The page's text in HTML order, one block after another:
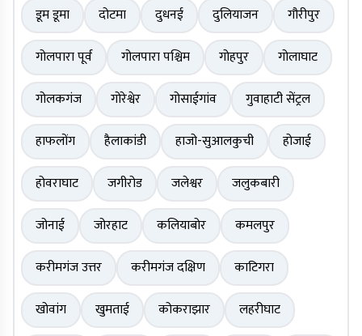
डूम डूमा
दोटमा दुधनई दुलियाजन
गौरीपुर
गोलपारा पूर्व
गोलपारा पश्चिम गोहपुर
गोलाघाट
गोलकगंज
गोरेश्वेर गोसाईगांव
गुवाहाटी सेंट्रल
हाफलोंग
हैलाकांडी हाजो-सुआलकुची
होजाई
होवराघाट
जगीरोड जलेश्वर
जलुकबारी
जोनाई
जोरहाट कलियाबोर
कमलपुर
करीमगंज उत्तर
करीमगंज दक्षिण
काटिगरा
खोवांग
खुमताई कोकराझार
लहरीघाट